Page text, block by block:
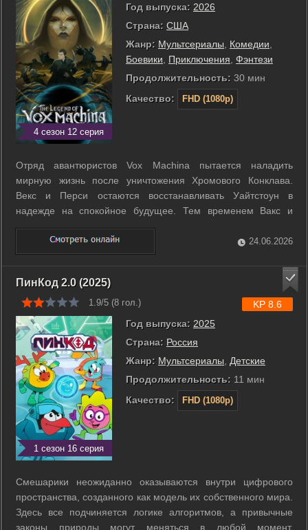
4 сезон 12 серия
Год выпуска: 2026
Страна: США
Жанр: Мультсериалы Комедии
Боевики
Приключения Фэнтези
Продолжительность: 30 мин
Качество:
FHD (1080p)
Отряд авантюристов Vox Machina пытается наладить
мирную жизнь после уничтожения Хромового Конклава.
Векс и Перси остаются восстанавливать Уайтстоун в
надежде на спокойное будущее. Тем временем Вакс и
Кейлет погружаются в духовное путешествие, а Грог и Пайк
ищут новые приключения вдали от дома. Однако покой
длится недолго. Древнее зло восстает из ...
24.06.2026
ПинКод 2.0 (2025)
1.9/5 (8 гол.)
1 сезон 16 серия
Год выпуска: 2025
Страна: Россия
Жанр: Мультсериалы
Детские
Продолжительность: 11 мин
Качество:
FHD (1080p)
KP 8.6
Смешарики неожиданно оказываются внутри цифрового
пространства, созданного как модель их собственного мира.
Здесь все подчиняется логике алгоритмов, а привычные
законы природы могут меняться в любой момент.